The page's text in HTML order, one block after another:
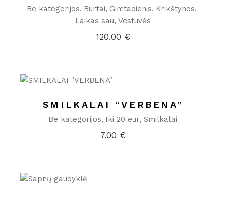
Be kategorijos Burtai Gimtadienis Krikštynos
Laikas sau Vestuvės
120.00 €
SMILKALAI “VERBENA”
Be kategorijos Iki 20 eur Smilkalai
7.00 €